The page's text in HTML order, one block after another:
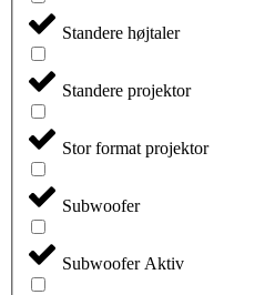
Standere højtaler
Standere projektor
Stor format projektor
Subwoofer
Subwoofer Aktiv